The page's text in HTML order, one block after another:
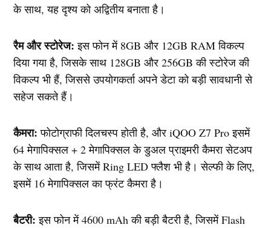
के साथ, यह दृश्य को अद्वितीय बनाता है।
रैम और स्टोरेज: इस फोन में 8GB और 12GB RAM विकल्प
दिया गया है, जिसके साथ 128GB और 256GB की स्टोरेज की
विकल्प भी हैं, जिससे उपयोगकर्ता अपने डेटा को बड़ी सावधानी से
सहेज सकते हैं।
कैमरा: फोटोग्राफी दिलचस्प होती है, और iQOO Z7 Pro इसमें
64 मेगापिक्सल + 2 मेगापिक्सल के डुअल प्राइमरी कैमरा सेटअप
के साथ आता है, जिसमें Ring LED फ्लैश भी है। सेल्फी के लिए,
इसमें 16 मेगापिक्सल का फ्रंट कैमरा है।
बैटरी: इस फोन में 4600 mAh की बड़ी बैटरी है, जिसमें Flash